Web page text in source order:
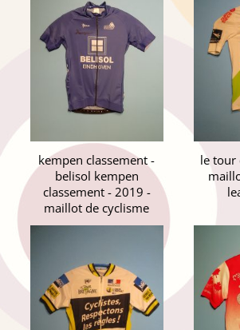
kempen classement -
belisol kempen
classement - 2019 -
maillot de cyclisme
le tour